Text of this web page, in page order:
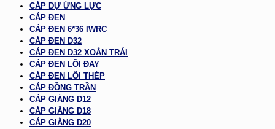
CÁP DỰ ỨNG LỰC
CÁP ĐEN
CÁP ĐEN 6*36 IWRC
CÁP ĐEN D32
CÁP ĐEN D32 XOẮN TRÁI
CÁP ĐEN LÕI ĐAY
CÁP ĐEN LÕI THÉP
CÁP ĐỒNG TRẦN
CÁP GIẰNG D12
CÁP GIẰNG D18
CÁP GIẰNG D20